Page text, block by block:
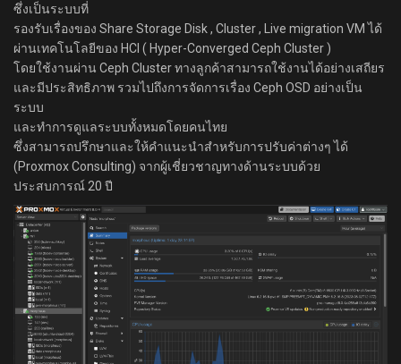
ซึ่งเป็นระบบที่
รองรับเรื่องของ Share Storage Disk , Cluster , Live migration VM ได้
ผ่านเทคโนโลยีของ HCI ( Hyper-Converged Ceph Cluster )
โดยใช้งานผ่าน Ceph Cluster ทางลูกค้าสามารถใช้งานได้อย่างเสถียร
และมีประสิทธิภาพ รวมไปถึงการจัดการเรื่อง Ceph OSD อย่างเป็น
ระบบ
และทำการดูแลระบบทั้งหมดโดยคนไทย
ซึ่งสามารถปรึกษาและให้คำแนะนำสำหรับการปรับค่าต่างๆ ได้
(Proxmox Consulting) จากผู้เชี่ยวชาญทางด้านระบบด้วย
ประสบการณ์ 20 ปี